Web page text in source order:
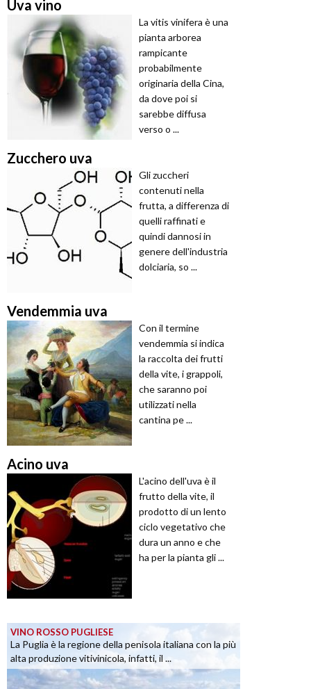
Uva vino
La vitis vinifera è una
pianta arborea
rampicante
probabilmente
originaria della Cina,
da dove poi si
sarebbe diffusa
verso o ...
Zucchero uva
Gli zuccheri
contenuti nella
frutta, a differenza di
quelli raffinati e
quindi dannosi in
genere dell'industria
dolciaria, so ...
Vendemmia uva
Con il termine
vendemmia si indica
la raccolta dei frutti
della vite, i grappoli,
che saranno poi
utilizzati nella
cantina pe ...
Acino uva
L'acino dell'uva è il
frutto della vite, il
prodotto di un lento
ciclo vegetativo che
dura un anno e che
ha per la pianta gli ...
VINO ROSSO PUGLIESE
La Puglia è la regione della penisola italiana con la più
alta produzione vitivinicola, infatti, il ...